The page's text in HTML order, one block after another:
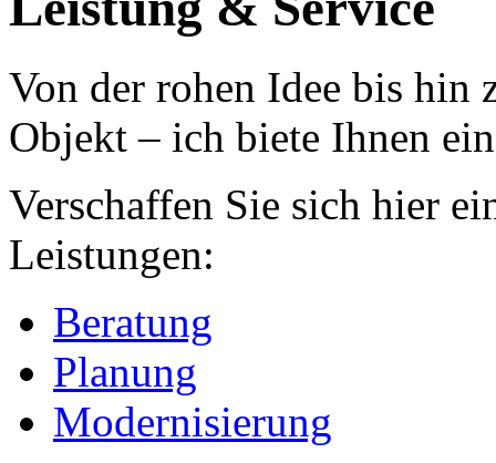
Von der rohen Idee bis hin
Objekt – ich biete Ihnen
Verschaffen Sie sich hier
Leistungen:
Beratung
Planung
Modernisierung